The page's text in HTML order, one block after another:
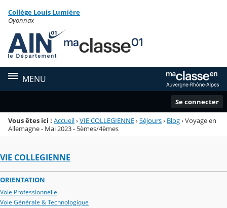
Menu de la rubrique
Contenu
Collège Louis Lumière
Oyonnax
MENU
Se connecter
Vous êtes ici : Accueil›VIE COLLEGIENNE›Séjours› Blog›Voyage en
Allemagne - Mai 2023 - 5èmes/4èmes
VIE COLLEGIENNE
ORIENTATION
Voie Professionnelle
Voie Générale & Technologique